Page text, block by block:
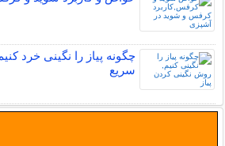
چگونه پیاز را نگینی خرد
سریع